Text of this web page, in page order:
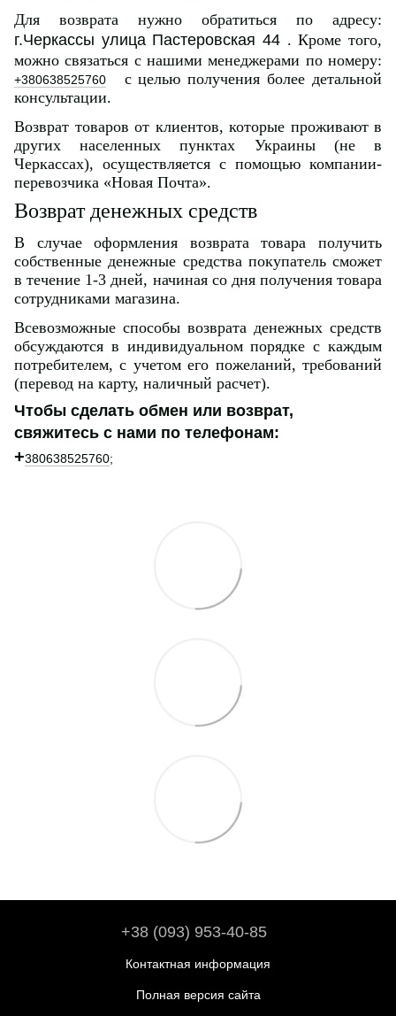
Для возврата нужно обратиться по адресу:
г.Черкассы улица Пастеровская 44 . Кроме того,
можно связаться с нашими менеджерами по номеру:
+380638525760
с целью получения более детальной
консультации.
Возврат товаров от клиентов, которые проживают в
других населенных пунктах Украины (не в
Черкассах), осуществляется с помощью компании-
перевозчика «Новая Почта».
Возврат денежных средств
В случае оформления возврата товара получить
собственные денежные средства покупатель сможет
в течение 1-3 дней, начиная со дня получения товара
сотрудниками магазина.
Всевозможные способы возврата денежных средств
обсуждаются в индивидуальном порядке с каждым
потребителем, с учетом его пожеланий, требований
(перевод на карту, наличный расчет).
Чтобы сделать обмен или возврат,
свяжитесь с нами по телефонам:
+380638525760;
+38 (093) 953-40-85
Контактная информация
Полная версия сайта